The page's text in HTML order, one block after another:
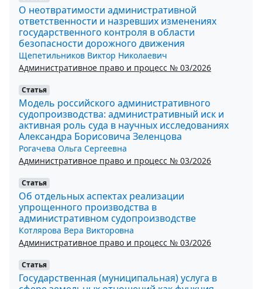
О неотвратимости административной
ответственности и назревших изменениях
государственного контроля в области
безопасности дорожного движения
Щепетильников Виктор Николаевич
Административное право и процесс № 03/2026
Статья
Модель российского административного
судопроизводства: административный иск и
активная роль суда в научных исследованиях
Александра Борисовича Зеленцова
Рогачева Ольга Сергеевна
Административное право и процесс № 03/2026
Статья
Об отдельных аспектах реализации
упрощенного производства в
административном судопроизводстве
Котлярова Вера Викторовна
Административное право и процесс № 03/2026
Статья
Государственная (муниципальная) услуга в